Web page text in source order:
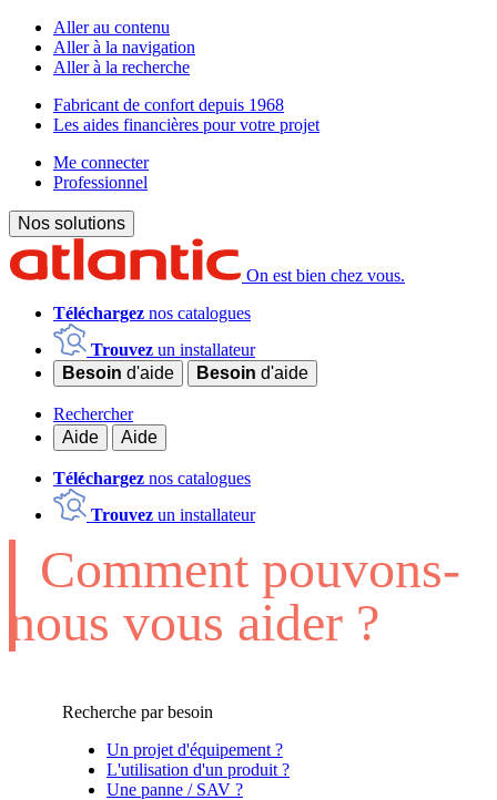
Aller au contenu
Aller à la navigation
Aller à la recherche
Fabricant de confort depuis 1968
Les aides financières pour votre projet
Me connecter
Professionnel
Nos solutions
On est bien chez vous.
Téléchargez nos catalogues
Trouvez un installateur
Besoin d'aide Besoin d'aide
Rechercher
Aide
Aide
Téléchargez nos catalogues
Trouvez un installateur
Comment pouvons-
nous vous aider ?
Recherche par besoin
Un projet d'équipement ?
L'utilisation d'un produit ?
Une panne / SAV ?